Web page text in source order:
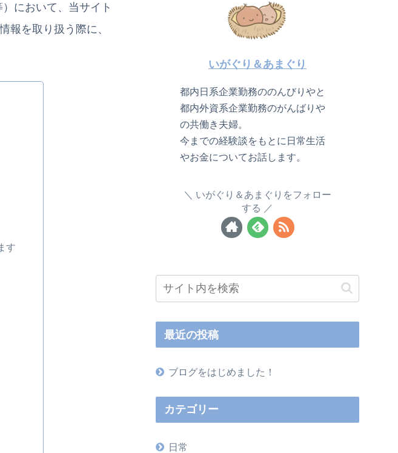
において、当サイト
報を取り扱う際に、
す
いがぐり＆あまぐり
都内日系企業勤務ののんびりやと
都内外資系企業勤務のがんばりや
の共働き夫婦。
今までの経験談をもとに日常生活
やお金についてお話します。
いがぐり＆あまぐりをフォロー
する
最近の投稿
ブログをはじめました！
カテゴリー
日常